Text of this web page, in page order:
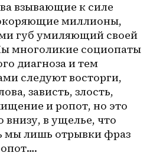
взывающие к силе
миллионы,
губ умиляющий своей
многоликие социопаты
диагноза и тем
следуют восторги,
зависть, злость,
и ропот, но это
внизу, в ущелье, что
лишь отрывки фраз